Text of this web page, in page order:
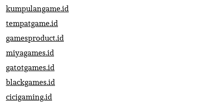
kumpulangame.id
tempatgame.id
gamesproduct.id
miyagames.id
gatotgames.id
blackgames.id
cicigaming.id